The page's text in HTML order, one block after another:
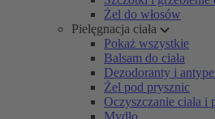
Żel do włosów
Pielęgnacja ciała
Pokaż wszystkie
Balsam do ciała
Dezodoranty i
Żel pod prysznic
Oczyszczanie ciała i
Mydło